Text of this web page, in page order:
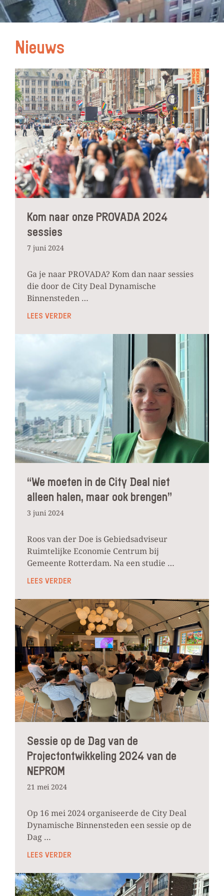
Nieuws
Kom naar onze PROVADA 2024
sessies
7 juni 2024
Ga je naar PROVADA? Kom dan naar sessies
die door de City Deal Dynamische
Binnensteden …
LEES VERDER
“We moeten in de City Deal niet
alleen halen, maar ook brengen”
3 juni 2024
Roos van der Doe is Gebiedsadviseur
Ruimtelijke Economie Centrum bij
Gemeente Rotterdam. Na een studie …
LEES VERDER
Sessie op de Dag van de
Projectontwikkeling 2024 van de
NEPROM
21 mei 2024
Op 16 mei 2024 organiseerde de City Deal
Dynamische Binnensteden een sessie op de
Dag …
LEES VERDER